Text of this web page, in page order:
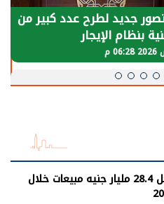
جديد لطرح عدد كبير من
بنظام الإيجار
مدينة مصر تسجل 28.4 مليار جنيه مبيعات خلال